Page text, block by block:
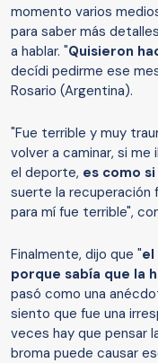
momento varios
para saber más
a hablar. "Quisieron
decídi pedirme ese
Rosario (Argentina).
"Fue terrible y muy
volver a caminar, si me
el deporte, es como
suerte la recuperación
para mí fue terrible",
Finalmente, dijo que "
porque sabía que la
pasó como una
siento que fue una
veces hay que pensar
broma puede causar